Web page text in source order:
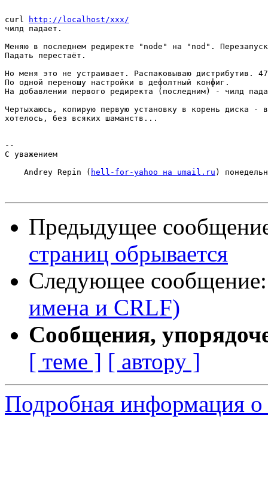
curl
http://localhost/xxx/
чилд падает.
Меняю в последнем редиректе "node" на "nod".
Падать перестаёт.
Но меня это не устраивает. Распаковываю дистрибутив.
По одной переношу настройки в дефолтный конфиг.
На добавлении первого редиректа (последним) - чилд
Чертыхаюсь, копирую первую установку в корень диска -
хотелось, без всяких шаманств...
--
С уважением
    Andrey Repin (
hell-for-yahoo на umail.ru )
Предыдущее
страниц обрывается
Следующее
имена и CRLF)
Сообщения,
[ теме ] [ автору ]
Подробная информация